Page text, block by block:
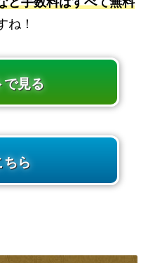
ね！
で見る
ちら